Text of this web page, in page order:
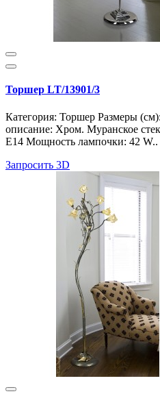
Торшер LT/13901/3
Категория: Торшер Размеры
описание: Хром. Муранское
E14 Мощность лампочки: 42 W..
Запросить 3D